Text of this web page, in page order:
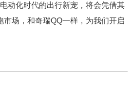
动化时代的出行新宠，将会凭借其
市场，和奇瑞QQ一样，为我们开启